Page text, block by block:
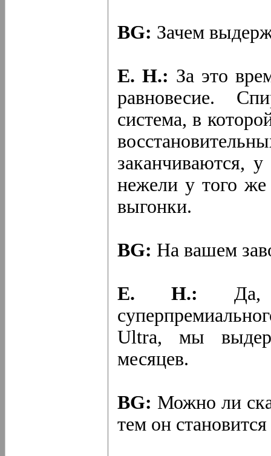
BG: Зачем
Е. Н.: За это
равновесие.
система, в
заканчиваются,
нежели у того же
выгонки.
BG: На вашем
Е. Н.: Да,
Ultra, мы
месяцев.
BG: Можно ли
тем он